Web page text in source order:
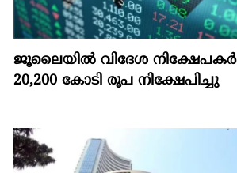
ജൂലൈയില്‍ വിദേശ നിക്ഷേപകര്‍
20,200 കോടി രൂപ നിക്ഷേപിച്ചു